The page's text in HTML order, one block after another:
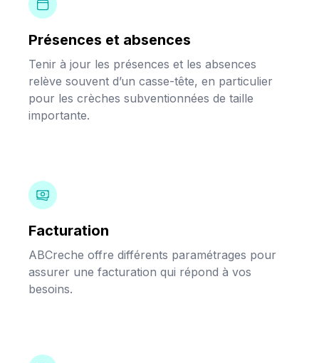
Présences et absences
Tenir à jour les présences et les absences
relève souvent d’un casse-tête, en particulier
pour les crèches subventionnées de taille
importante.
Facturation
ABCreche offre différents paramétrages pour
assurer une facturation qui répond à vos
besoins.